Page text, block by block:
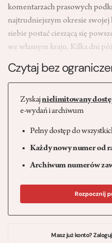
komentarzach prasowych
najtrudniejszym okresie
siebie postać cieszącą się
we własnym kraju. Kilka dni
Czytaj bez
Zyskajnielimitowany
e-wydań i archiwum
Pełny dostęp do
Każdy nowy numer od
Archiwum numerów
Rozpocznij
Masz już konto?